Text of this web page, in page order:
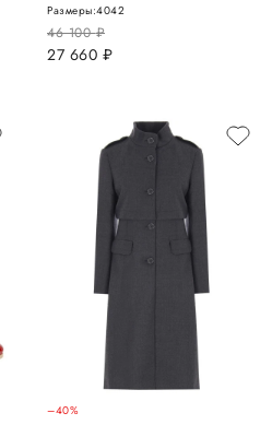
46 100руб.
27 660 руб.
Размеры:4042
–40%